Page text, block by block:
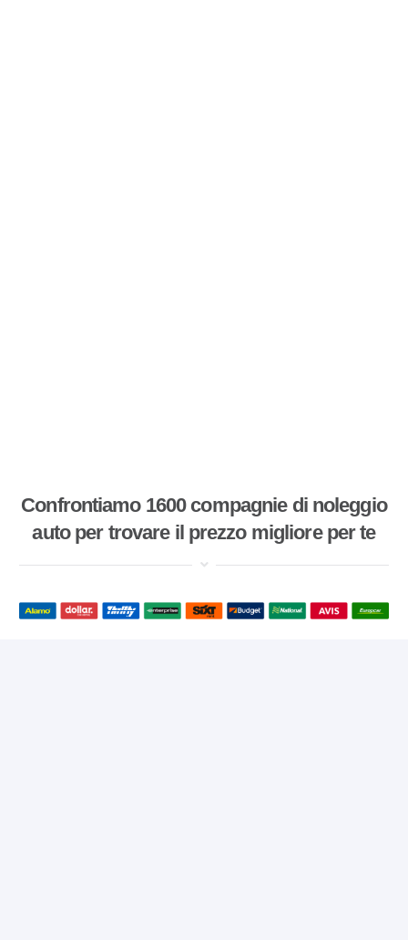
Confrontiamo 1600 compagnie di noleggio
auto per trovare il prezzo migliore per te